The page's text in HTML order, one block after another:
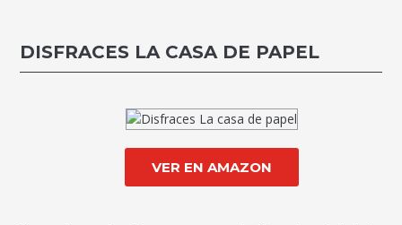
DISFRACES LA CASA DE PAPEL
VER EN AMAZON